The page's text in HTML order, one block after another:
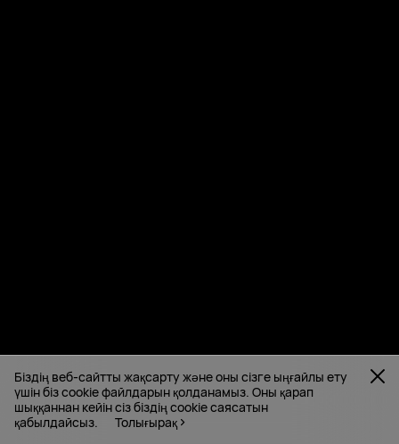
Біздің веб-сайтты жақсарту және оны сізге ыңғайлы ету
үшін біз cookie файлдарын қолданамыз. Оны қарап
шыққаннан кейін сіз біздің cookie саясатын
қабылдайсыз.
Толығырақ